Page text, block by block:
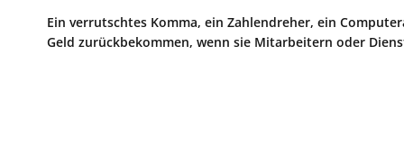
Ein verrutschtes Komma, ein Zahlendreher, ein
Geld zurückbekommen, wenn sie Mitarbeitern oder